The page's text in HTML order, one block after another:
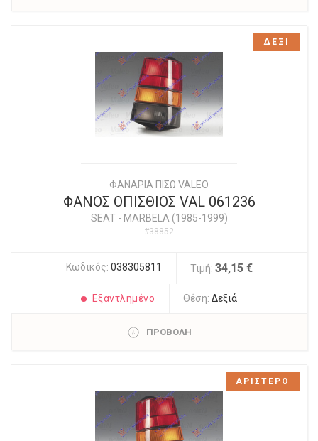
ΦΑΝΑΡΙΑ ΠΙΣΩ VALEO
ΦΑΝΟΣ ΟΠΙΣΘΙΟΣ VAL 061236
SEAT- MARBELA (1985-1999)
#38852
Κωδικός: 038305811 Τιμή: 34,15 €
Εξαντλημένο Θέση:Δεξιά
ΠΡΟΒΟΛΗ
ΔΕΞΙ
ΑΡΙΣΤΕΡΟ